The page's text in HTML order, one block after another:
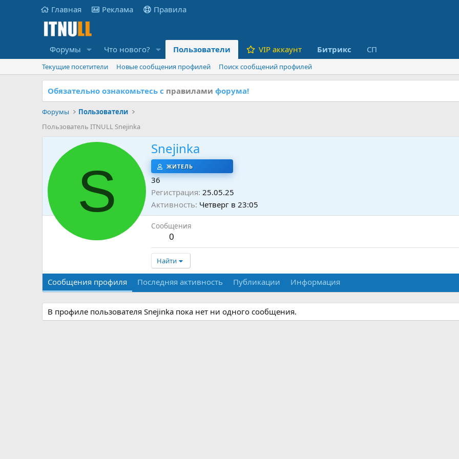
Главная Реклама Правила
Форумы Что нового? Пользователи VIP аккаунт Битрикс СП
Текущие посетители Новые сообщения профилей Поиск сообщений профилей
Обязательно ознакомьтесь с правилами форума!
Форумы
Пользователи
Пользователь ITNULL Snejinka
S
Snejinka
ЖИТЕЛЬ
36
Регистрация 25.05.25
Активность Четверг в 23:05
Сообщения
0
Найти
Сообщения профиля Последняя активность Публикации Информация
В профиле пользователя Snejinka пока нет ни одного сообщения.